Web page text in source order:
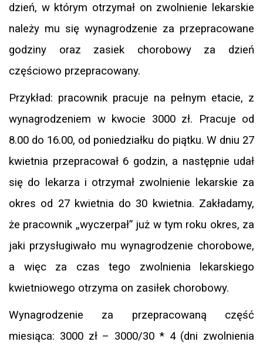
dzień, w którym otrzymał on zwolnienie lekarskie
należy mu się wynagrodzenie za przepracowane
godziny oraz zasiek chorobowy za dzień
częściowo przepracowany.
Przykład: pracownik pracuje na pełnym etacie, z
wynagrodzeniem w kwocie 3000 zł. Pracuje od
8.00 do 16.00, od poniedziałku do piątku. W dniu 27
kwietnia przepracował 6 godzin, a następnie udał
się do lekarza i otrzymał zwolnienie lekarskie za
okres od 27 kwietnia do 30 kwietnia. Zakładamy,
że pracownik „wyczerpał” już w tym roku okres, za
jaki przysługiwało mu wynagrodzenie chorobowe,
a więc za czas tego zwolnienia lekarskiego
kwietniowego otrzyma on zasiłek chorobowy.
Wynagrodzenie za przepracowaną część
miesiąca: 3000 zł – 3000/30 * 4 (dni zwolnienia